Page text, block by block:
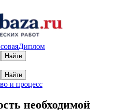
Диплом
Найти
Найти
и процесс
необходимой